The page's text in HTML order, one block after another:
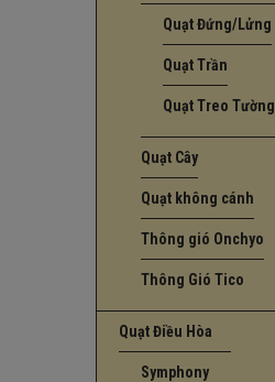
Quạt Đứng/Lửng
Quạt Trần
Quạt Treo Tường
Quạt Cây
Quạt không cánh
Thông gió Onchyo
Thông Gió Tico
Quạt Điều Hòa
Symphony